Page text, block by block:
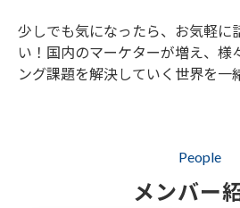
少しでも気になったら、お気軽に
い！国内のマーケターが増え、様
ング課題を解決していく世界を一
People
メンバー